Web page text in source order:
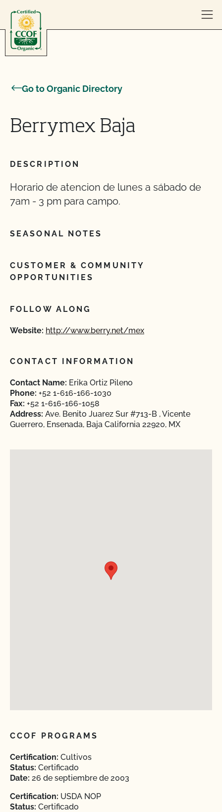
Go to Organic Directory
Berrymex Baja
DESCRIPTION
Horario de atencion de lunes a sábado de
7am - 3 pm para campo.
SEASONAL NOTES
CUSTOMER & COMMUNITY
OPPORTUNITIES
FOLLOW ALONG
Website: http://www.berry.net/mex
CONTACT INFORMATION
Contact Name: Erika Ortiz Pileno
Phone: +52 1-616-166-1030
Fax: +52 1-616-166-1058
Address: Ave. Benito Juarez Sur #713-B , Vicente
Guerrero, Ensenada, Baja California 22920, MX
CCOF PROGRAMS
Certification: Cultivos
Status: Certificado
Date: 26 de septiembre de 2003
Certification: USDA NOP
Status: Certificado